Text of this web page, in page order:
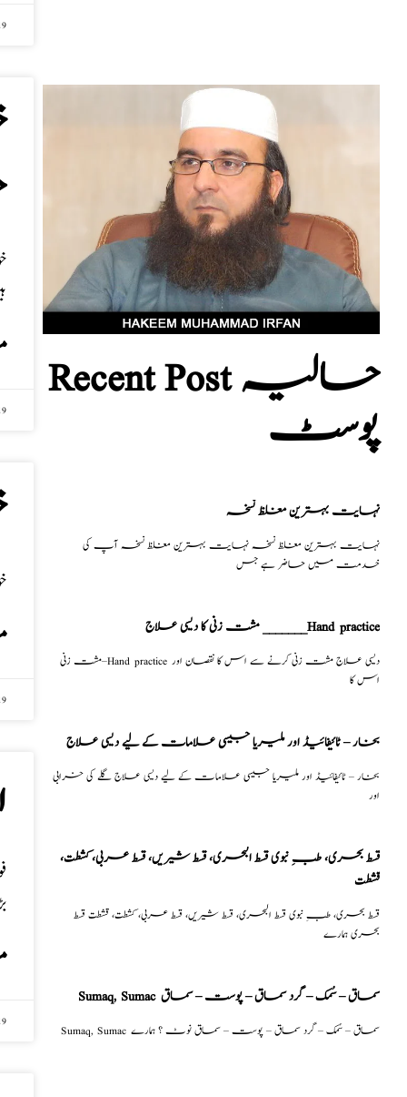
Recent Post حالیہ
پوسٹ
نہایت بہترین مغلظ نسخہ
نہایت بہترین مغلظ نسخہ نہایت بہترین مغلظ نسخہ آپ کی
خدمت میں حاضر ہے جس
مشت زنی کا دیسی علاج _______Hand practice
مشت زنی–Hand practice دیسی علاج مشت زنی کرنے سے اس کا نقصان اور
اس کا
بخار – ٹائیفائیڈ اور ملیریا جیسی علامات کے لیے دیسی علاج
بخار – ٹائیفائیڈ اور ملیریا جیسی علامات کے لیے دیسی علاج گلے کی خرابی
اور
قسط بحری، طبِ نبوی قسط البحری، قسط شیریں، قسط عربی، كشطت،
قشطت
بحری ہمارے
Sumaq, Sumac سماق – سُمک – گرد سماق – پوست – سماق
Sumaq, Sumac سماق – سُمک – گرد سماق – پوست – سماق نوٹ ؟ ہمارے